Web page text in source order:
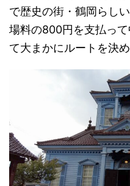
で歴史の街・鶴岡らし
場料の800円を支払っ
て大まかにルートを決